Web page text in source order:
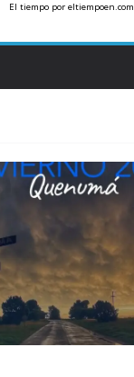
El tiempopor eltiempoen.com